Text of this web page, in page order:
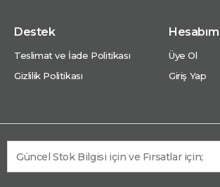
Destek
Teslimat ve İade Politikası
Gizlilik Politikası
Hesabım
Üye Ol
Giriş Yap